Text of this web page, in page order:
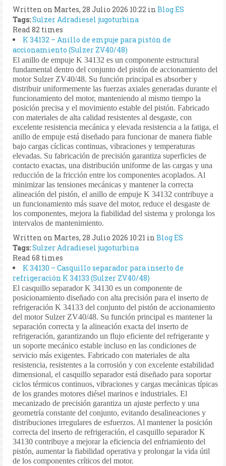
Written on Martes, 28 Julio 2026 10:22 in Blog ES
Tags:SulzerAdradiesel jugoturbina
Read 82 times
K 34132 – Anillo de empuje para pistón de
accionamiento (Sulzer ZV40/48)
El anillo de empuje K 34132 es un componente estructural
fundamental dentro del conjunto del pistón de accionamiento del
motor Sulzer ZV40/48. Su función principal es absorber y
distribuir uniformemente las fuerzas axiales generadas durante el
funcionamiento del motor, manteniendo al mismo tiempo la
posición precisa y el movimiento estable del pistón. Fabricado
con materiales de alta calidad resistentes al desgaste, con
excelente resistencia mecánica y elevada resistencia a la fatiga, el
anillo de empuje está diseñado para funcionar de manera fiable
bajo cargas cíclicas continuas, vibraciones y temperaturas
elevadas. Su fabricación de precisión garantiza superficies de
contacto exactas, una distribución uniforme de las cargas y una
reducción de la fricción entre los componentes acoplados. Al
minimizar las tensiones mecánicas y mantener la correcta
alineación del pistón, el anillo de empuje K 34132 contribuye a
un funcionamiento más suave del motor, reduce el desgaste de
los componentes, mejora la fiabilidad del sistema y prolonga los
intervalos de mantenimiento.
Written on Martes, 28 Julio 2026 10:21 in Blog ES
Tags:SulzerAdradiesel jugoturbina
Read 68 times
K 34130 – Casquillo separador para inserto de
refrigeración K 34133 (Sulzer ZV40/48)
El casquillo separador K 34130 es un componente de
posicionamiento diseñado con alta precisión para el inserto de
refrigeración K 34133 del conjunto del pistón de accionamiento
del motor Sulzer ZV40/48. Su función principal es mantener la
separación correcta y la alineación exacta del inserto de
refrigeración, garantizando un flujo eficiente del refrigerante y
un soporte mecánico estable incluso en las condiciones de
servicio más exigentes. Fabricado con materiales de alta
resistencia, resistentes a la corrosión y con excelente estabilidad
dimensional, el casquillo separador está diseñado para soportar
ciclos térmicos continuos, vibraciones y cargas mecánicas típicas
de los grandes motores diésel marinos e industriales. El
mecanizado de precisión garantiza un ajuste perfecto y una
geometría constante del conjunto, evitando desalineaciones y
distribuciones irregulares de esfuerzos. Al mantener la posición
correcta del inserto de refrigeración, el casquillo separador K
34130 contribuye a mejorar la eficiencia del enfriamiento del
pistón, aumentar la fiabilidad operativa y prolongar la vida útil
de los componentes críticos del motor.